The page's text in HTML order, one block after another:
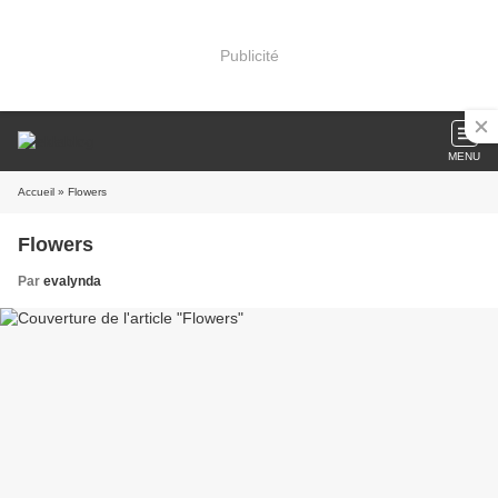
Publicité
MENU
Accueil » Flowers
Flowers
Par evalynda